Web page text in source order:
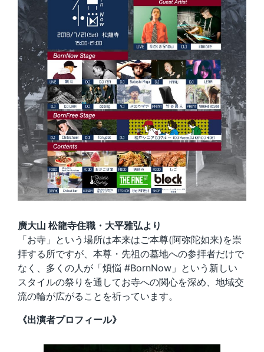
廣大山 松龍寺住職・大平雅弘より
「お寺」という場所は本来はご本尊(阿弥陀如来)を崇
拝する所ですが、本尊・先祖の墓地への参拝者だけで
なく、多くの人が「煩悩 #BornNow」という新しい
スタイルの祭りを通してお寺への関心を深め、地域交
流の輪が広がることを祈っています。
《出演者プロフィール》